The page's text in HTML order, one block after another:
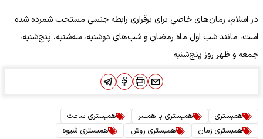
در اسلام، زمان‌های خاصی برای برقراری رابطه جنسی مستحب شمرده شده
است، مانند شب اول ماه رمضان و شب‌های دوشنبه، سه‌شنبه، پنج‌شنبه،
جمعه و ظهر روز پنج‌شنبه
همبستری همبستری با همسر
همبستری ساعت
همبستری زمان
همبستری روش
همبستری شیوه